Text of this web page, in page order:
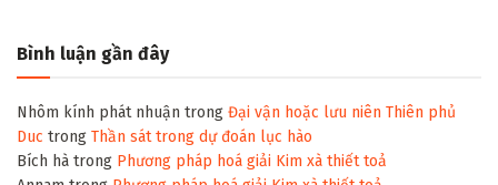
Bình luận gần đây
Nhôm kính phát nhuận trong Đại vận hoặc lưu niên Thiên phủ
Duc trong Thần sát trong dự đoán lục hào
Bích hà trong Phương pháp hoá giải Kim xà thiết toả